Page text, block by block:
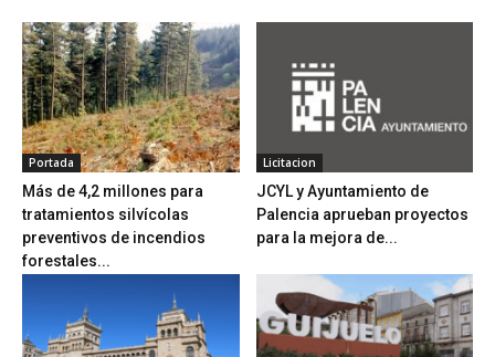
Portada
Más de 4,2 millones para
tratamientos silvícolas
preventivos de incendios
forestales...
Licitacion
JCYL y Ayuntamiento de
Palencia aprueban proyectos
para la mejora de...